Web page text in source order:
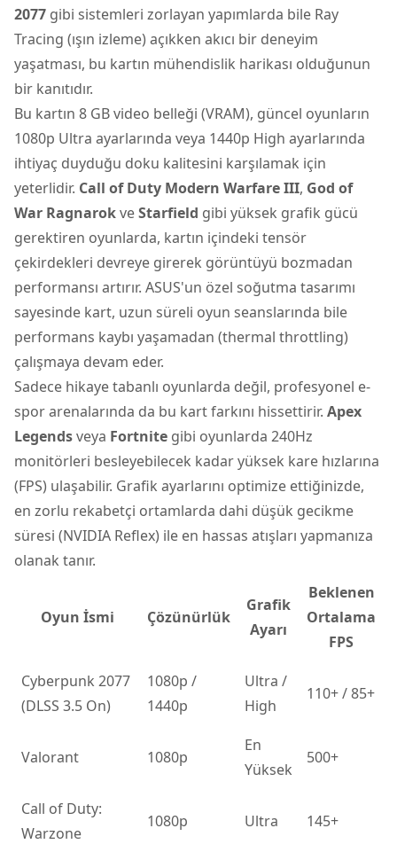
2077 gibi sistemleri zorlayan yapımlarda bile Ray
Tracing (ışın izleme) açıkken akıcı bir deneyim
yaşatması, bu kartın mühendislik harikası olduğunun
bir kanıtıdır.
Bu kartın 8 GB video belleği (VRAM), güncel oyunların
1080p Ultra ayarlarında veya 1440p High ayarlarında
ihtiyaç duyduğu doku kalitesini karşılamak için
yeterlidir. Call of Duty Modern Warfare III, God of
War RagnarokveStarfield gibi yüksek grafik gücü
gerektiren oyunlarda, kartın içindeki tensör
çekirdekleri devreye girerek görüntüyü bozmadan
performansı artırır. ASUS'un özel soğutma tasarımı
sayesinde kart, uzun süreli oyun seanslarında bile
performans kaybı yaşamadan (thermal throttling)
çalışmaya devam eder.
Sadece hikaye tabanlı oyunlarda değil, profesyonel e-
spor arenalarında da bu kart farkını hissettirir. Apex
Legendsveya Fortnite gibi oyunlarda 240Hz
monitörleri besleyebilecek kadar yüksek kare hızlarına
(FPS) ulaşabilir. Grafik ayarlarını optimize ettiğinizde,
en zorlu rekabetçi ortamlarda dahi düşük gecikme
süresi (NVIDIA Reflex) ile en hassas atışları yapmanıza
olanak tanır.
Oyun İsmi Çözünürlük
Grafik
Ayarı
Beklenen
Ortalama
FPS
Cyberpunk 2077
(DLSS 3.5 On)
1080p /
1440p
Ultra /
High
110+ / 85+
Valorant 1080p
En
Yüksek
500+
Call of Duty:
Warzone
1080p Ultra 145+